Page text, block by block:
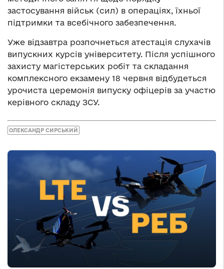
застосування військ (сил) в операціях, їхньої
підтримки та всебічного забезпечення.
Уже відзавтра розпочнеться атестація слухачів
випускних курсів університету. Після успішного
захисту магістерських робіт та складання
комплексного екзамену 18 червня відбудеться
урочиста церемонія випуску офіцерів за участю
керівного складу ЗСУ.
ОЛЕКСАНДР СИРСЬКИЙ